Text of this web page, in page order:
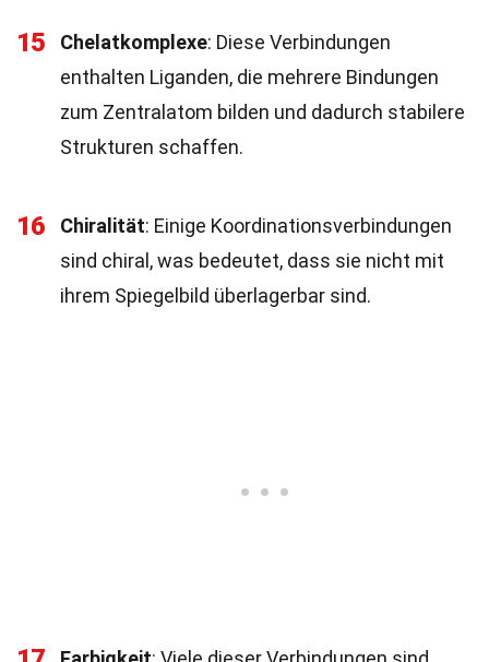
15 Chelatkomplexe: Diese Verbindungen
enthalten Liganden, die mehrere Bindungen
zum Zentralatom bilden und dadurch stabilere
Strukturen schaffen.
16 Chiralität: Einige Koordinationsverbindungen
sind chiral, was bedeutet, dass sie nicht mit
ihrem Spiegelbild überlagerbar sind.